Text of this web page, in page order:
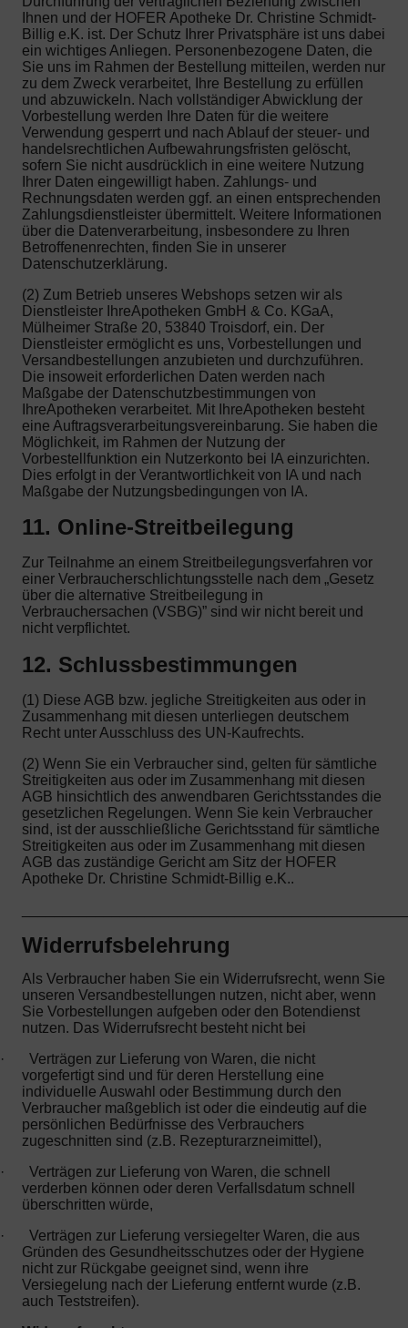
Ihnen und der HOFER Apotheke Dr. Christine Schmidt-
Billig e.K. ist. Der Schutz Ihrer Privatsphäre ist uns dabei
ein wichtiges Anliegen. Personenbezogene Daten, die
Sie uns im Rahmen der Bestellung mitteilen, werden nur
zu dem Zweck verarbeitet, Ihre Bestellung zu erfüllen
und abzuwickeln. Nach vollständiger Abwicklung der
Vorbestellung werden Ihre Daten für die weitere
Verwendung gesperrt und nach Ablauf der steuer- und
handelsrechtlichen Aufbewahrungsfristen gelöscht,
sofern Sie nicht ausdrücklich in eine weitere Nutzung
Ihrer Daten eingewilligt haben. Zahlungs- und
Rechnungsdaten werden ggf. an einen entsprechenden
Zahlungsdienstleister übermittelt. Weitere Informationen
über die Datenverarbeitung, insbesondere zu Ihren
Betroffenenrechten, finden Sie in unserer
Datenschutzerklärung.
(2) Zum Betrieb unseres Webshops setzen wir als
Dienstleister IhreApotheken GmbH & Co. KGaA,
Mülheimer Straße 20, 53840 Troisdorf, ein. Der
Dienstleister ermöglicht es uns, Vorbestellungen und
Versandbestellungen anzubieten und durchzuführen.
Die insoweit erforderlichen Daten werden nach
Maßgabe der Datenschutzbestimmungen von
IhreApotheken verarbeitet. Mit IhreApotheken besteht
eine Auftragsverarbeitungsvereinbarung. Sie haben die
Möglichkeit, im Rahmen der Nutzung der
Vorbestellfunktion ein Nutzerkonto bei IA einzurichten.
Dies erfolgt in der Verantwortlichkeit von IA und nach
Maßgabe der Nutzungsbedingungen von IA.
11. Online-Streitbeilegung
Zur Teilnahme an einem Streitbeilegungsverfahren vor
einer Verbraucherschlichtungsstelle nach dem „Gesetz
über die alternative Streitbeilegung in
Verbrauchersachen (VSBG)” sind wir nicht bereit und
nicht verpflichtet.
12. Schlussbestimmungen
(1) Diese AGB bzw. jegliche Streitigkeiten aus oder in
Zusammenhang mit diesen unterliegen deutschem
Recht unter Ausschluss des UN-Kaufrechts.
(2) Wenn Sie ein Verbraucher sind, gelten für sämtliche
Streitigkeiten aus oder im Zusammenhang mit diesen
AGB hinsichtlich des anwendbaren Gerichtsstandes die
gesetzlichen Regelungen. Wenn Sie kein Verbraucher
sind, ist der ausschließliche Gerichtsstand für sämtliche
Streitigkeiten aus oder im Zusammenhang mit diesen
AGB das zuständige Gericht am Sitz der HOFER
Apotheke Dr. Christine Schmidt-Billig e.K..
Widerrufsbelehrung
Als Verbraucher haben Sie ein Widerrufsrecht, wenn Sie
unseren Versandbestellungen nutzen, nicht aber, wenn
Sie Vorbestellungen aufgeben oder den Botendienst
nutzen. Das Widerrufsrecht besteht nicht bei
·
Verträgen zur Lieferung von Waren, die nicht
vorgefertigt sind und für deren Herstellung eine
individuelle Auswahl oder Bestimmung durch den
Verbraucher maßgeblich ist oder die eindeutig auf die
persönlichen Bedürfnisse des Verbrauchers
zugeschnitten sind (z.B. Rezepturarzneimittel),
·
Verträgen zur Lieferung von Waren, die schnell
verderben können oder deren Verfallsdatum schnell
überschritten würde,
·
Verträgen zur Lieferung versiegelter Waren, die aus
Gründen des Gesundheitsschutzes oder der Hygiene
nicht zur Rückgabe geeignet sind, wenn ihre
Versiegelung nach der Lieferung entfernt wurde (z.B.
auch Teststreifen).